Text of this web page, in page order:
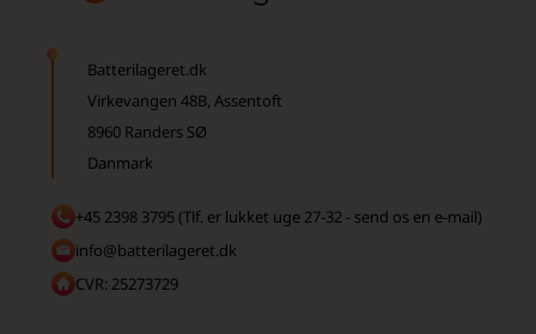
Batterilageret.dk
Virkevangen 48B, Assentoft
8960 Randers SØ
Danmark
+45 2398 3795 (Tlf. er lukket uge 27-32 - send os en e-mail)
info@batterilageret.dk
CVR: 25273729